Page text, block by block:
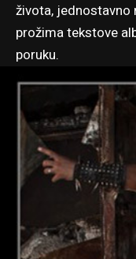
života,
prožima tekstove
poruku.